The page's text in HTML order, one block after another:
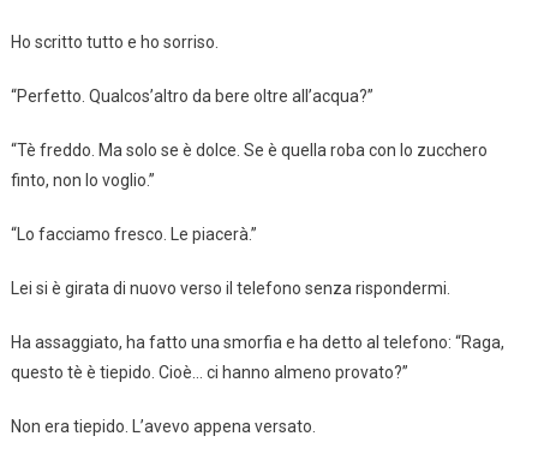
Ho scritto tutto e ho sorriso.
“Perfetto. Qualcos’altro da bere oltre all’acqua?”
“Tè freddo. Ma solo se è dolce. Se è quella roba con lo zucchero
finto, non lo voglio.”
“Lo facciamo fresco. Le piacerà.”
Lei si è girata di nuovo verso il telefono senza rispondermi.
Ha assaggiato, ha fatto una smorfia e ha detto al telefono: “Raga,
questo tè è tiepido. Cioè… ci hanno almeno provato?”
Non era tiepido. L’avevo appena versato.